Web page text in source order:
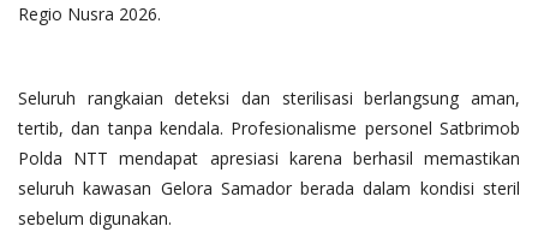
Regio Nusra 2026.
Seluruh rangkaian deteksi dan sterilisasi berlangsung aman,
tertib, dan tanpa kendala. Profesionalisme personel Satbrimob
Polda NTT mendapat apresiasi karena berhasil memastikan
seluruh kawasan Gelora Samador berada dalam kondisi steril
sebelum digunakan.